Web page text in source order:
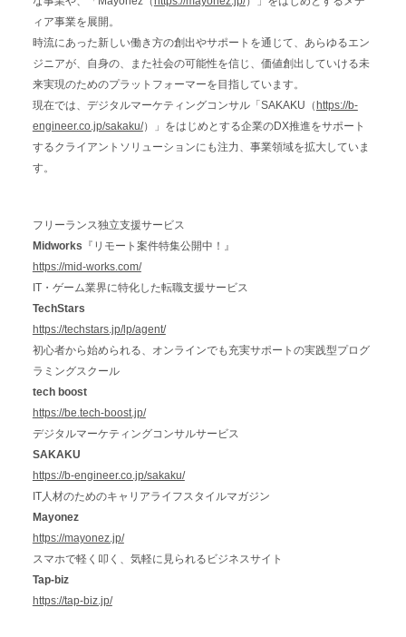
ィア事業を展開。
時流にあった新しい働き方の創出やサポートを通じて、あらゆるエン
ジニアが、自身の、また社会の可能性を信じ、価値創出していける未
来実現のためのプラットフォーマーを目指しています。
現在では、デジタルマーケティングコンサル「SAKAKU（ https://b-
engineer.co.jp/sakaku/）」をはじめとする企業のDX推進をサポート
するクライアントソリューションにも注力、事業領域を拡大していま
す。
フリーランス独立支援サービス
Midworks 『リモート案件特集公開中！』
https://mid-works.com/
IT・ゲーム業界に特化した転職支援サービス
TechStars
https://techstars.jp/lp/agent/
初心者から始められる、オンラインでも充実サポートの実践型プログ
ラミングスクール
tech boost
https://be.tech-boost.jp/
デジタルマーケティングコンサルサービス
SAKAKU
https://b-engineer.co.jp/sakaku/
IT人材のためのキャリアライフスタイルマガジン
Mayonez
https://mayonez.jp/
スマホで軽く叩く、気軽に見られるビジネスサイト
Tap-biz
https://tap-biz.jp/